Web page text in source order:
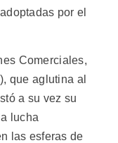
por el
Comerciales,
que aglutina al
a su vez su
lucha
las esferas de